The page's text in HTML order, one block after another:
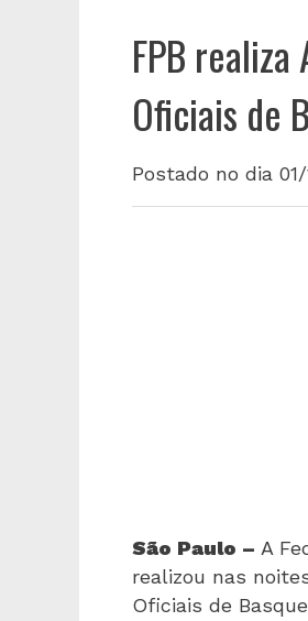
FPB
Oficiais de
Postado no dia
São Paulo – A
realizou nas
Oficiais de